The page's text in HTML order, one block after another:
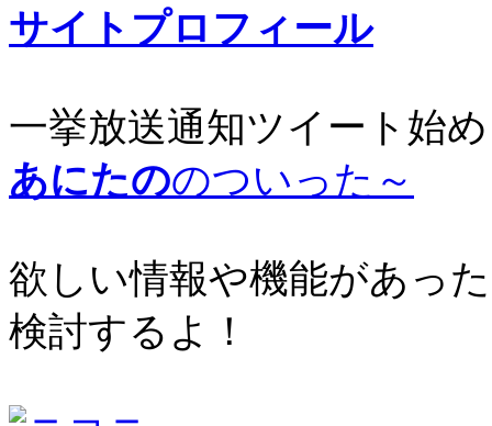
サイトプロフィール
一挙放送通知ツイート始
あにたののついった～
欲しい情報や機能があっ
検討するよ！